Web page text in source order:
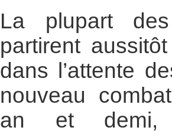
La plupart
partirent
dans l’attente
nouveau
an et demi,